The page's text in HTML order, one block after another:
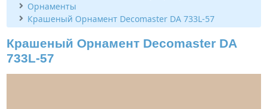
Орнаменты
Крашеный Орнамент Decomaster DA 733L-57
Крашеный Орнамент Decomaster DA
733L-57